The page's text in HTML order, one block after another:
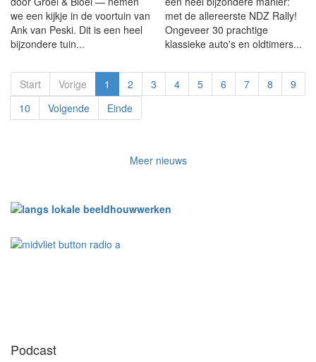
we een kijkje in de voortuin van
Ank van Peski. Dit is een heel
bijzondere tuin...
met de allereerste NDZ Rally!
Ongeveer 30 prachtige
klassieke auto's en oldtimers...
Start Vorige 1 2 3 4 5 6 7 8
9
10
Volgende Einde
Meer nieuws
Podcast